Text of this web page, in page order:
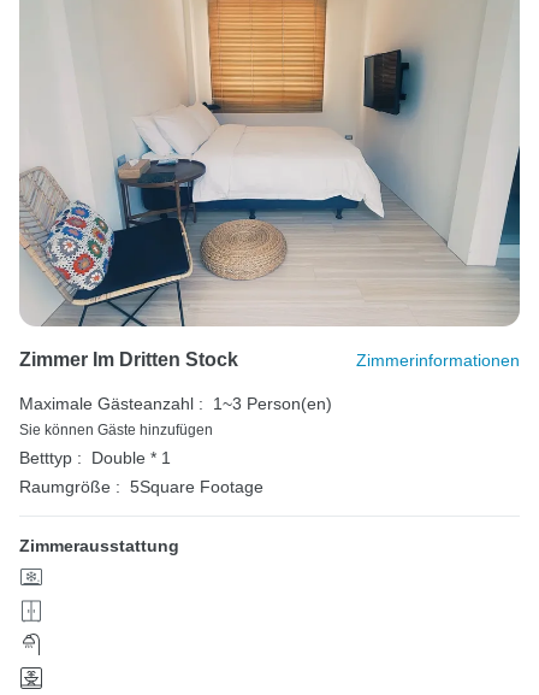
Zimmer Im Dritten Stock Zimmerinformationen
Maximale Gästeanzahl : 1~3 Person(en)
Sie können Gäste hinzufügen
Betttyp :
Double * 1
Raumgröße : 5Square Footage
Zimmerausstattung